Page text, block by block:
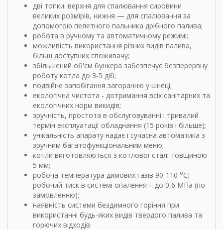
дві топки: верхня для спалювання сировини
великих розмірів, нижня — для спалювання за
допомогою пелетного пальника дрібного палива;
робота в ручному та автоматичному режимі;
можливість використання різних видів палива,
більш доступних споживачу;
збільшений об'єм бункера забезпечує безперервну
роботу котла до 3-5 діб;
подвійне запобігання загоранню у шнеці;
екологічна чистота - дотримання всіх санітарних та
екологічних норм викидів;
зручність, простота в обслуговуванні і тривалий
термін експлуатації обладнання (15 років і більше);
унікальність апарату надає і сучасна автоматика з
зручним багатофункціональним меню;
котли виготовляються з котлової сталі товщиною
5 мм;
робоча температура димових газів 90-110 оС;
робочий тиск в системі опалення – до 0,6 МПа (по
замовленню);
наявність системи бездимного горіння при
використанні будь-яких видів твердого палива та
горючих відходів.